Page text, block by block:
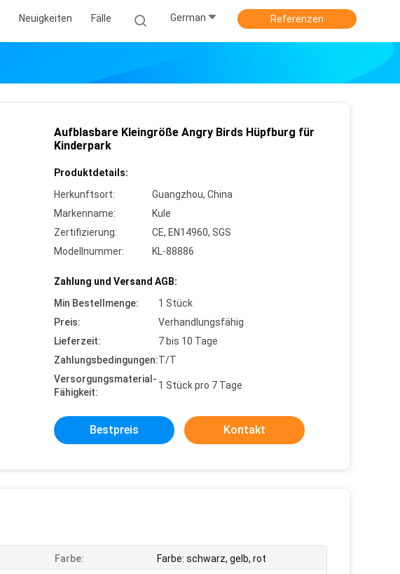
Neuigkeiten Fälle German Referenzen
Aufblasbare Kleingröße Angry Birds Hüpfburg für
Kinderpark
Produktdetails:
Herkunftsort:
Guangzhou, China
Markenname:
Kule
Zertifizierung:
CE, EN14960, SGS
Modellnummer:
KL-88886
Zahlung und Versand AGB:
Min Bestellmenge:
1 Stück
Preis:
Verhandlungsfähig
Lieferzeit:
7 bis 10 Tage
Zahlungsbedingungen:T/T
Versorgungsmaterial-
Fähigkeit:
1 Stück pro 7 Tage
Bestpreis Kontakt
Farbe: Farbe: schwarz, gelb, rot